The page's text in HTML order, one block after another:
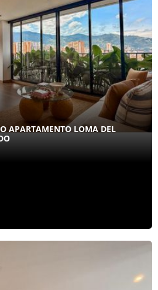
APARTAMENTO LOMA DEL